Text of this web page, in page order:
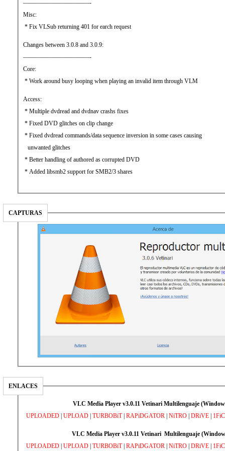
———————————-
Misc:
* Fix VLSub returning 401 for earch request
Changes between 3.0.8 and 3.0.9:
———————————-
Core:
* Work around busy looping when playing an invalid item through VLM
Access:
* Multiple dvdread and dvdnav crashs fixes
* Fixed DVD glitches on clip change
* Fixed dvdread commands/data sequence inversion in some cases causing
unwanted glitches
* Better handling of authored as corrupted DVD
* Added libsmb2 support for SMB2/3 shares
CAPTURAS
ENLACES
VLC Media Player v3.0.11 Vetinari Multilenguaje
UPLOADED | UPLOAD | TURBOBiT| RAPiDGATOR | NiTRO | DRiVE |
VLC Media Player v3.0.11 Vetinari Multilenguaje
UPLOADED | UPLOAD | TURBOBiT| RAPiDGATOR | NiTRO | DRiVE |